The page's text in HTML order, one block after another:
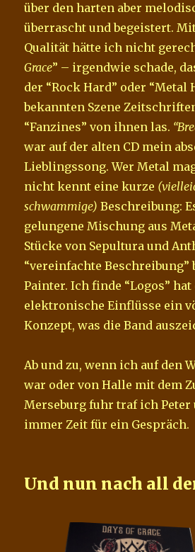
über den harten aber
überrascht und begeistert.
Qualität hätte ich nicht
Grace” – irgendwie schade,
der “Rock Hard” oder “Metal
bekannten Szene
“Fanzines” von ihnen las.
war auf der alten CD mein
Lieblingssong. Wer Metal
nicht kennt eine kurze
schwammige) Beschreibung:
gelungene Mischung aus
Stücke von Sepultura und
“vereinfachte Beschreibung”
Painter. Ich finde “Logos”
elektronische Einflüsse ein
Konzept, was die Band
Ab und zu, wenn ich auf den
war oder von Halle mit dem
Merseburg fuhr traf ich Peter
immer Zeit für ein Gespräch.
Und nun nach all